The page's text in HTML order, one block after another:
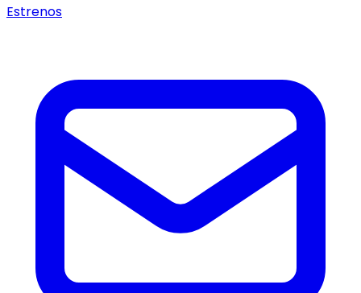
Estrenos